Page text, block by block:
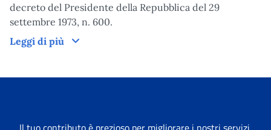
decreto del Presidente della Repubblica del 29
settembre 1973, n. 600.
Leggi di più
Addizionali regionali e comunali